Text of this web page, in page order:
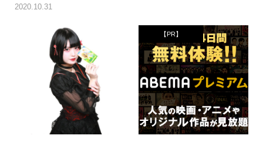
2020.10.31
【PR】